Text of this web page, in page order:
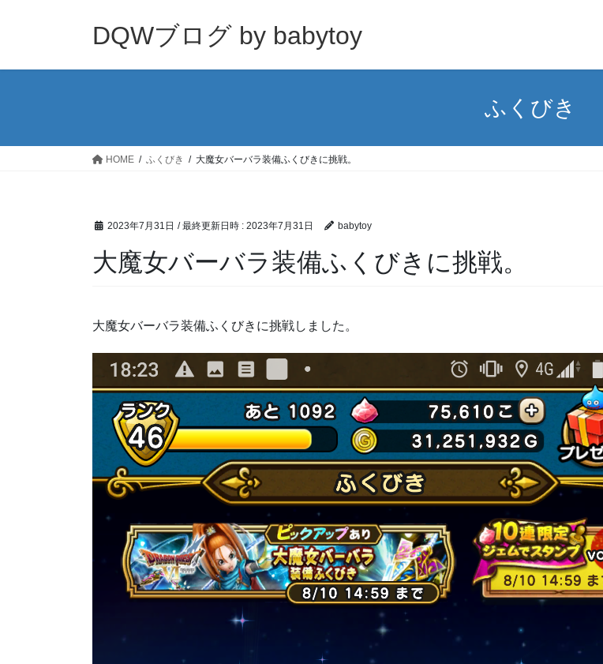
DQWブログ by babytoy
ふくびき
HOME ふくびき 大魔女バーバラ装備ふくびきに挑戦。
2023年7月31日 / 最終更新日時 : 2023年7月31日 babytoy
大魔女バーバラ装備ふくびきに挑戦。
大魔女バーバラ装備ふくびきに挑戦しました。